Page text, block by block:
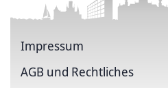
Impressum
AGB und Rechtliches